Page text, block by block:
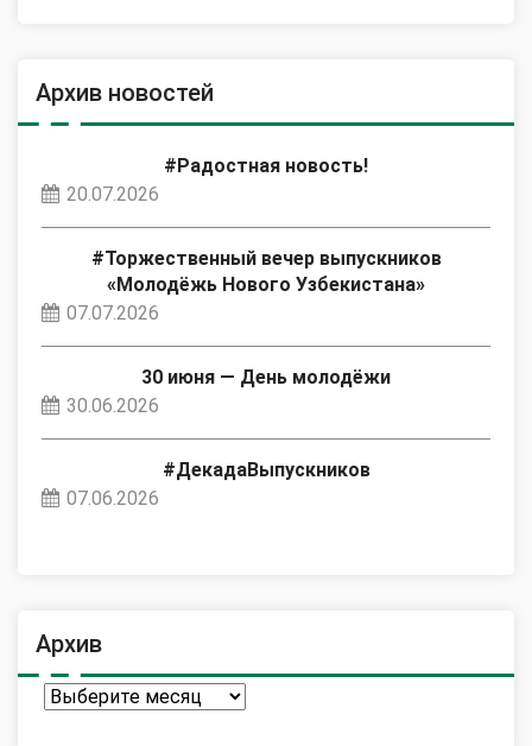
Архив новостей
#Радостная новость!
20.07.2026
#Торжественный вечер выпускников
«Молодёжь Нового Узбекистана»
07.07.2026
30 июня — День молодёжи
30.06.2026
#ДекадаВыпускников
07.06.2026
Архив
Архив